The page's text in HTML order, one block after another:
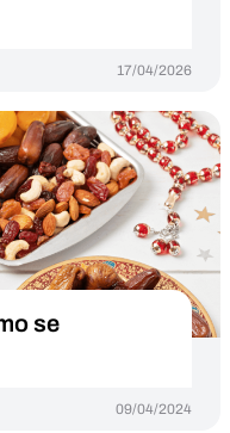
17/04/2026
se
09/04/2024